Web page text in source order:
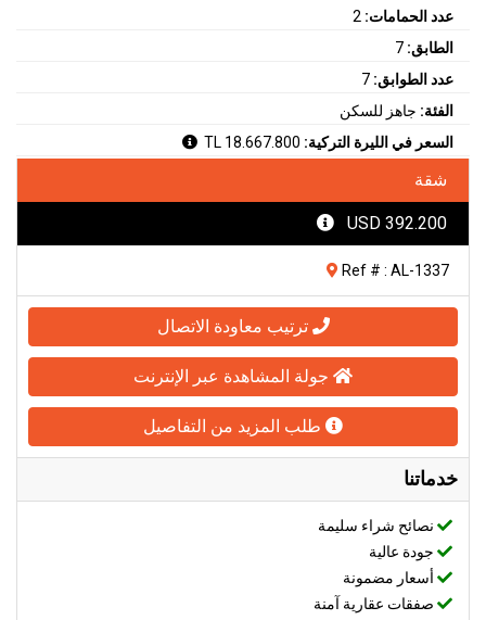
عدد الحمامات: 2
الطابق: 7
عدد الطوابق: 7
الفئة: جاهز للسكن
السعر في الليرة التركية: 18.667.800 TL
شقة
392.200 USD
Ref # : AL-1337
ترتيب معاودة الاتصال
جولة المشاهدة عبر الإنترنت
طلب المزيد من التفاصيل
خدماتنا
نصائح شراء سليمة
جودة عالية
أسعار مضمونة
صفقات عقارية آمنة